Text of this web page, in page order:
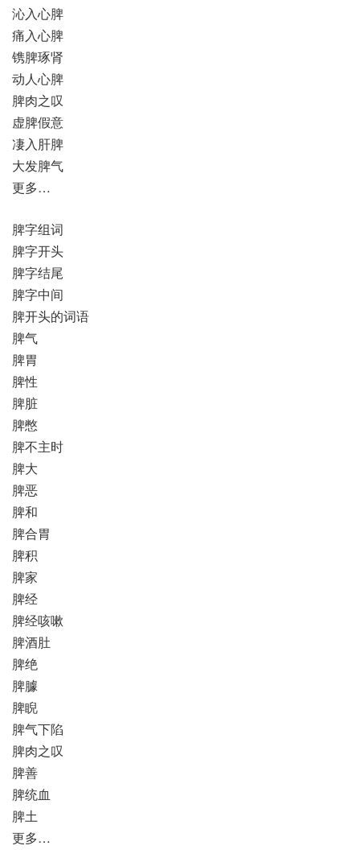
沁入心脾
痛入心脾
镌脾琢肾
动人心脾
脾肉之叹
虚脾假意
凄入肝脾
大发脾气
更多…
脾字组词
脾字开头
脾字结尾
脾字中间
脾开头的词语
脾气
脾胃
脾性
脾脏
脾憋
脾不主时
脾大
脾恶
脾和
脾合胃
脾积
脾家
脾经
脾经咳嗽
脾酒肚
脾绝
脾臄
脾睨
脾气下陷
脾肉之叹
脾善
脾统血
脾土
更多…